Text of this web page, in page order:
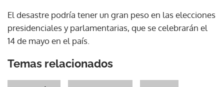
El desastre podría tener un gran peso en las elecciones
presidenciales y parlamentarias, que se celebrarán el
14 de mayo en el país.
Temas relacionados